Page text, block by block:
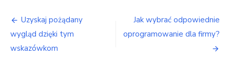
Nawigacja
wpisu
Uzyskaj pożądany
wygląd dzięki tym
wskazówkom
Jak wybrać odpowiednie
oprogramowanie dla firmy?